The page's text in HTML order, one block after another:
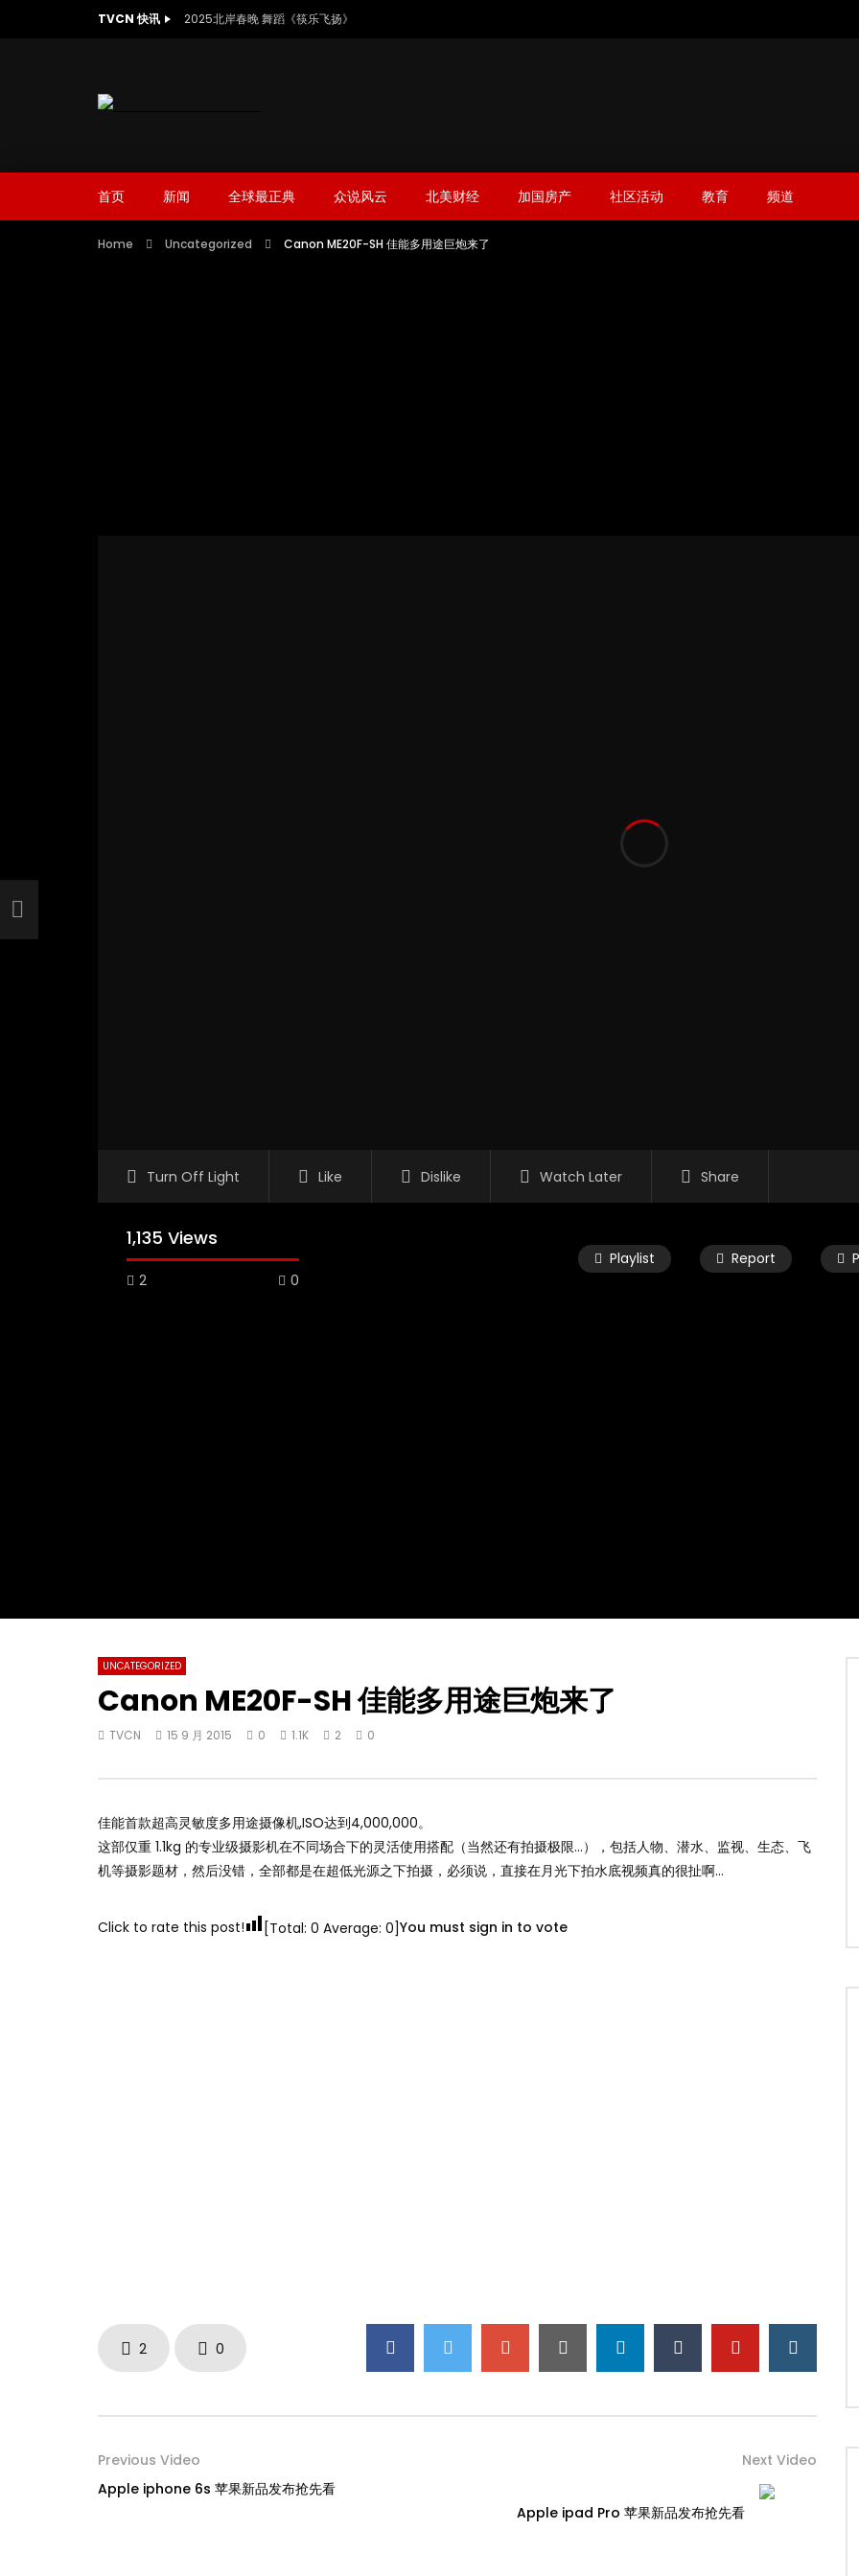
TVCN 快讯 2025北岸春晚 舞蹈《筷乐飞扬》
首页 新闻 全球最正典 众说风云 北美财经 加国房产 社区活动 教育 频道
Home Uncategorized Canon ME20F-SH 佳能多用途巨炮来了
Turn Off Light Like Dislike Watch Later Share
1,135 Views
2 0
Playlist Report
UNCATEGORIZED
Canon ME20F-SH 佳能多用途巨炮来了
TVCN 15 9 月 2015 0 1.1K 2 0
佳能首款超高灵敏度多用途摄像机,ISO达到4,000,000。
这部仅重 1.1kg 的专业级摄影机在不同场合下的灵活使用搭配（当然还有拍摄极限…），包括人物、潜水、监视、生态、飞
机等摄影题材，然后没错，全部都是在超低光源之下拍摄，必须说，直接在月光下拍水底视频真的很扯啊…
Click to rate this post! [Total: 0 Average: 0]You must sign in to vote
2 0
Previous Video
Apple iphone 6s 苹果新品发布抢先看
Next Video
Apple ipad Pro 苹果新品发布抢先看